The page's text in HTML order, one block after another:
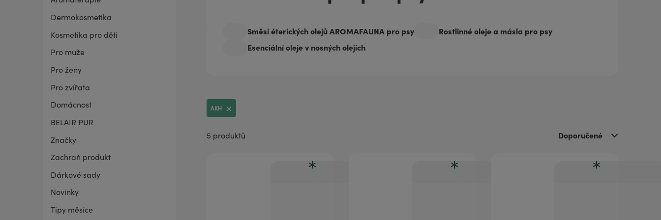
aromaterapii
BELAIR PUR Lite
Co mě trápí
Vaginální suchost
Sada pro grilování Směsi éterických olejů AROMAFAUNA pro psy
Rostlinné oleje a másla pro psy
Esenciální oleje v nosných olejích
AKH
5 produktů Doporučené
Dermokosmetika
Kosmetika pro děti
Pro muže
Pro ženy
Pro zvířata
Domácnost
BELAIR PUR
Značky
Zachraň produkt
Dárkové sady
Novinky
Tipy měsíce